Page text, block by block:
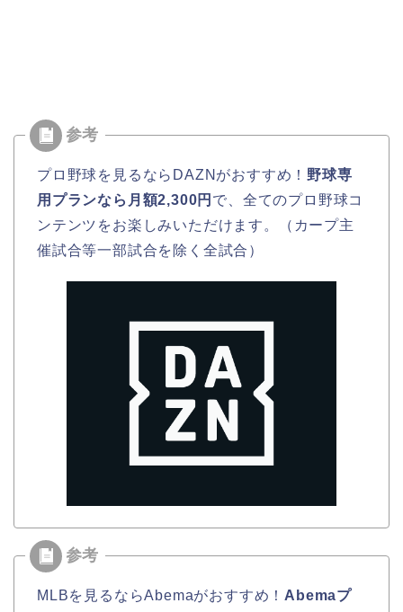
プロ野球を見るならDAZNがおすすめ！ 野球専
用プランなら月額2,300円 で、全てのプロ野球コ
ンテンツをお楽しみいただけます。（カープ主
催試合等一部試合を除く全試合）
MLBを見るならAbemaがおすすめ！ Abemaプ